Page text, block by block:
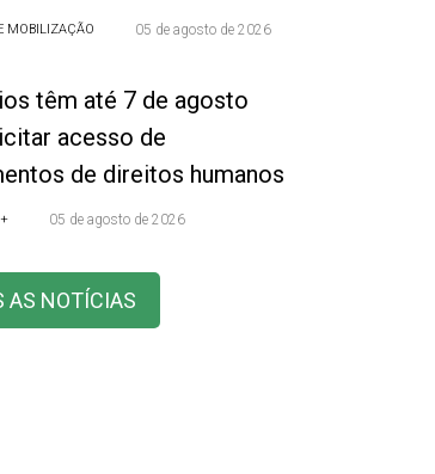
MOBILIZAÇÃO 05 de agosto de 2026
têm até 7 de agosto
acesso de
de direitos humanos
05 de agosto de 2026
AS NOTÍCIAS